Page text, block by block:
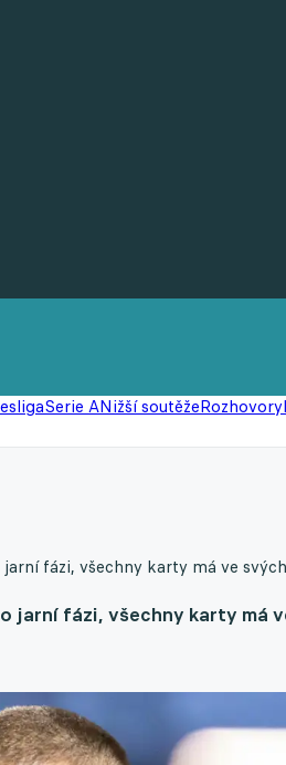
Serie ANižší soutěžeRozhovory
fázi, všechny karty má ve
jarní fázi, všechny karty má